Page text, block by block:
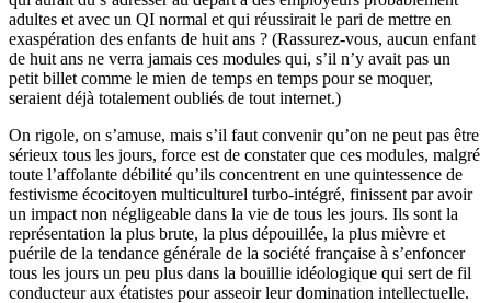
adultes et avec un QI normal et qui réussirait le pari de mettre en
exaspération des enfants de huit ans ? (Rassurez-vous, aucun enfant
de huit ans ne verra jamais ces modules qui, s’il n’y avait pas un
petit billet comme le mien de temps en temps pour se moquer,
seraient déjà totalement oubliés de tout internet.)
On rigole, on s’amuse, mais s’il faut convenir qu’on ne peut pas être
sérieux tous les jours, force est de constater que ces modules, malgré
toute l’affolante débilité qu’ils concentrent en une quintessence de
festivisme écocitoyen multiculturel turbo-intégré, finissent par avoir
un impact non négligeable dans la vie de tous les jours. Ils sont la
représentation la plus brute, la plus dépouillée, la plus mièvre et
puérile de la tendance générale de la société française à s’enfoncer
tous les jours un peu plus dans la bouillie idéologique qui sert de fil
conducteur aux étatistes pour asseoir leur domination intellectuelle.